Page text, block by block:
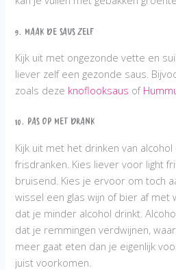
9. Maak de saus zelf
Kijk uit met ongezonde vette en
liever zelf een gezonde saus.
zoals deze knoflooksaus of
10. Pas op met drank
Kijk uit met het drinken van
frisdranken. Kies liever voor light
bruisend. Kies je ervoor om toch
wissel een glas wijn of bier af met
dat je minder alcohol drinkt.
dat je remmingen verdwijnen,
meer gaat eten dan je eigenlijk
juist voorkomen.